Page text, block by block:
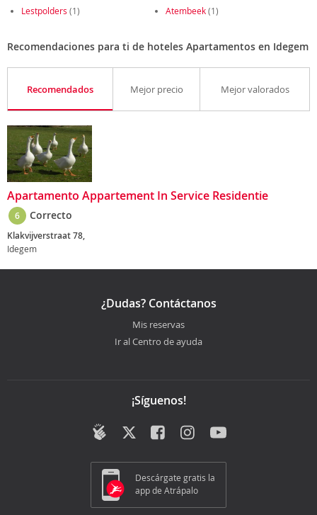
Lestpolders (1) Atembeek(1)
Recomendaciones para ti de hoteles Apartamentos en Idegem
Recomendados Mejor precio Mejor valorados
Apartamento Appartement In Service Residentie
6 Correcto
Klakvijverstraat 78,
Idegem
¿Dudas? Contáctanos
Mis reservas
Ir al Centro de ayuda
¡Síguenos!
Descárgate gratis la
app de Atrápalo